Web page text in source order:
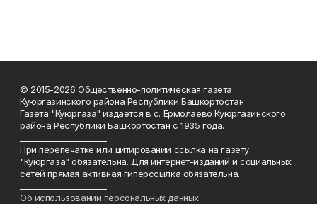
© 2015-2026 Общественно-политическая газета
Куюргазинского района Республики Башкортостан
Газета "Куюргаза" издается в с. Ермолаево Куюргазинского
района Республики Башкортостан с 1935 года.
При перепечатке или цитировании ссылка на газету
"Куюргаза" обязательна. Для интернет-изданий и социальных
сетей прямая активная гиперссылка обязательна.
Об использовании персональных данных